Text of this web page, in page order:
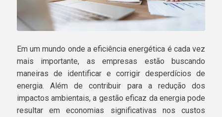
Em um mundo onde a eficiência energética é cada vez
mais importante, as empresas estão buscando
maneiras de identificar e corrigir desperdícios de
energia. Além de contribuir para a redução dos
impactos ambientais, a gestão eficaz da energia pode
resultar em economias significativas nos custos